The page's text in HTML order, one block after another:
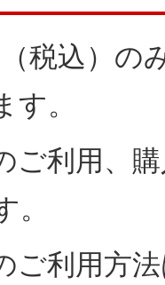
税込）の
。
ご利用、
ご利用方